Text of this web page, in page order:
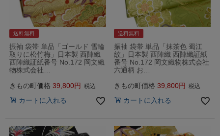
送料無料
振袖 袋帯 単品「ゴールド 雪輪
取りに松竹梅」日本製 西陣織
西陣織証紙番号 No.172 岡文織
物株式会社…
きもの町価格 39,800 税込
カートに入れる
送料無料
振袖 袋帯 単品「抹茶色 蜀江
紋」日本製 西陣織 西陣織証紙
番号 No.172 岡文織物株式会社
六通柄 お…
きもの町価格 39,800 税込
カートに入れる